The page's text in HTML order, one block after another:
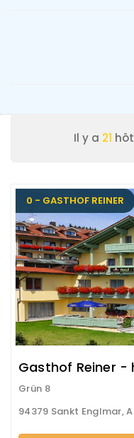
Il y a 21
0 - GASTHOF REINER
Gasthof Reiner -
Grün 8
94379 Sankt Englmar,